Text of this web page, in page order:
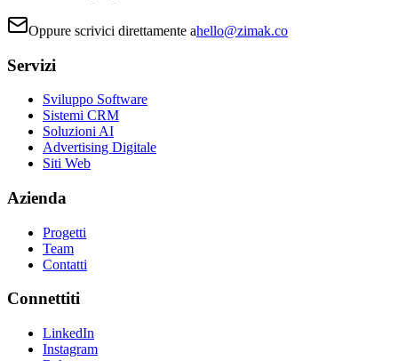
Oppure scrivici direttamente ahello@zimak.co
Servizi
Sviluppo Software
Sistemi CRM
Soluzioni AI
Advertising Digitale
Siti Web
Azienda
Progetti
Team
Contatti
Connettiti
LinkedIn
Instagram